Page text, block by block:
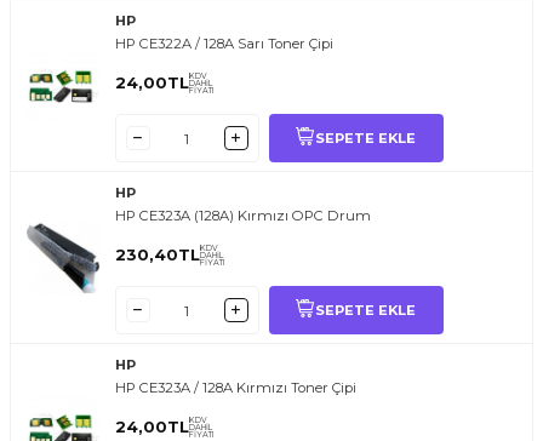
HP
HP CE322A / 128A Sarı Toner Çipi
24,00TLKDV
DAHİL
FİYATI
SEPETE EKLE
HP
HP CE323A (128A) Kırmızı OPC Drum
230,40TLKDV
DAHİL
FİYATI
SEPETE EKLE
HP
HP CE323A / 128A Kırmızı Toner Çipi
24,00TLKDV
DAHİL
FİYATI